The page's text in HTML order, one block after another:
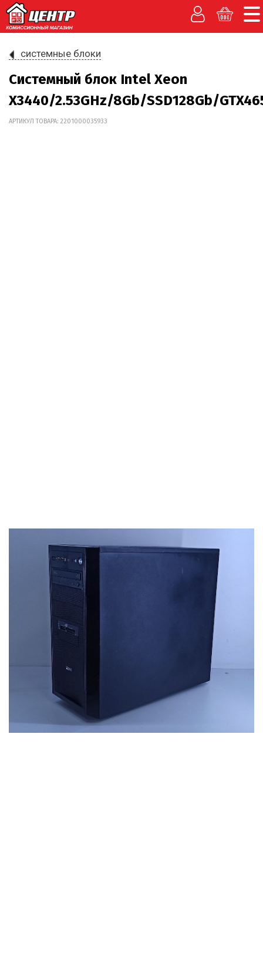
системные блоки
Системный блок Intel Xeon
X3440/2.53GHz/8Gb/SSD128Gb/
АРТИКУЛ ТОВАРА: 2201000035933